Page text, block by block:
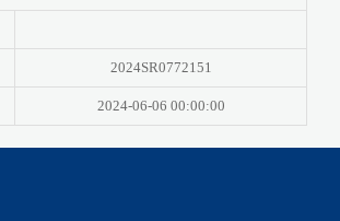
2024SR0772151
2024-06-06 00:00:00